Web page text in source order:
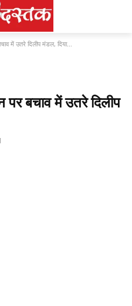
में उतरे दिलीप मंडल, दिया...
पर बचाव में उतरे दिलीप